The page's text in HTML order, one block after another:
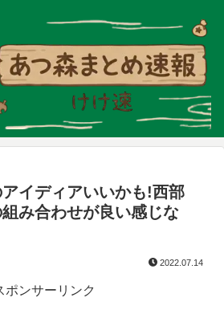
アイディアいいかも!西部
み合わせが良い感じな
2022.07.14
ポンサーリンク